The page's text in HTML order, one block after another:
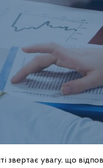
звертає увагу, що